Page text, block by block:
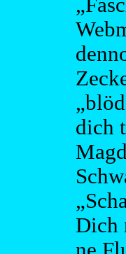
dich
Dich